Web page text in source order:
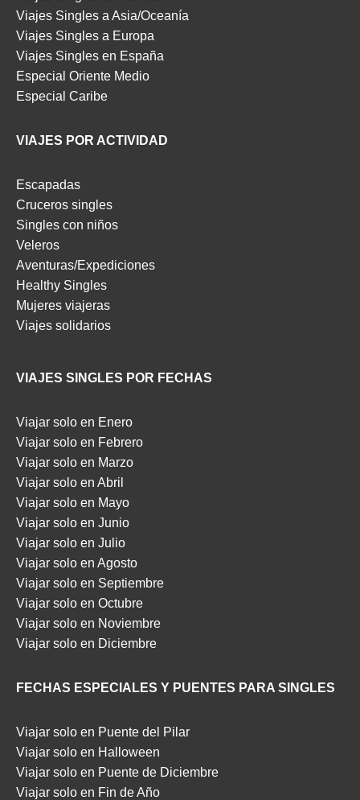
Viajes Singles a Asia/Oceanía
Viajes Singles a Europa
Viajes Singles en España
Especial Oriente Medio
Especial Caribe
VIAJES POR ACTIVIDAD
Escapadas
Cruceros singles
Singles con niños
Veleros
Aventuras/Expediciones
Healthy Singles
Mujeres viajeras
Viajes solidarios
VIAJES SINGLES POR FECHAS
Viajar solo en Enero
Viajar solo en Febrero
Viajar solo en Marzo
Viajar solo en Abril
Viajar solo en Mayo
Viajar solo en Junio
Viajar solo en Julio
Viajar solo en Agosto
Viajar solo en Septiembre
Viajar solo en Octubre
Viajar solo en Noviembre
Viajar solo en Diciembre
FECHAS ESPECIALES Y PUENTES PARA SINGLES
Viajar solo en Puente del Pilar
Viajar solo en Halloween
Viajar solo en Puente de Diciembre
Viajar solo en Fin de Año